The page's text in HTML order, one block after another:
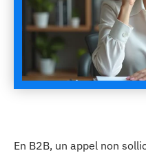
En B2B, un appel non